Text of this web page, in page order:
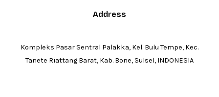
Address
Kompleks Pasar Sentral Palakka, Kel. Bulu Tempe, Kec.
Tanete Riattang Barat, Kab. Bone, Sulsel, INDONESIA